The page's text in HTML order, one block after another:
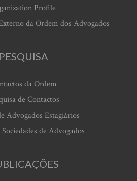
Profile
da Ordem dos Advogados
PESQUISA
da Ordem
de Contactos
Advogados Estagiários
Sociedades de Advogados